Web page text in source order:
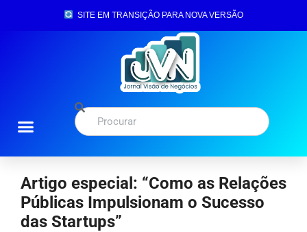
SITE EM TRANSIÇÃO PARA NOVA VERSÃO
Artigo especial: “Como as Relações
Públicas Impulsionam o Sucesso
das Startups”